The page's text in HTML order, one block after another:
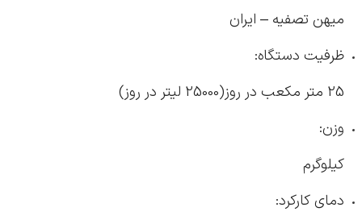
میهن تصفیه – ایران
ظرفیت دستگاه:
25 متر مکعب در روز(25000 لیتر در روز)
وزن:
کیلوگرم
دمای کارکرد: